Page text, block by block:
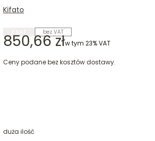
Kifato
bez VAT
Cena
850,66 złw tym 23% VAT
w tym 23%VAT
Ceny podane bez kosztów dostawy.
duża ilość